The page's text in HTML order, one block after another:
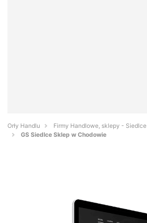
Orły Handlu
Firmy Handlowe, sklepy - Siedlce
GS Siedlce Sklep w Chodowie